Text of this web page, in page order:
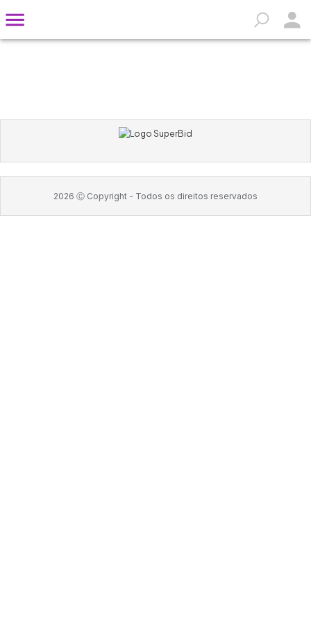
2026 Ⓒ Copyright - Todos os direitos reservados